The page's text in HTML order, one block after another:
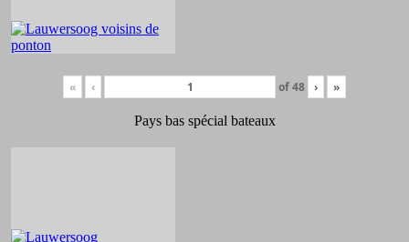
« ‹ of48 › »
Pays bas spécial bateaux